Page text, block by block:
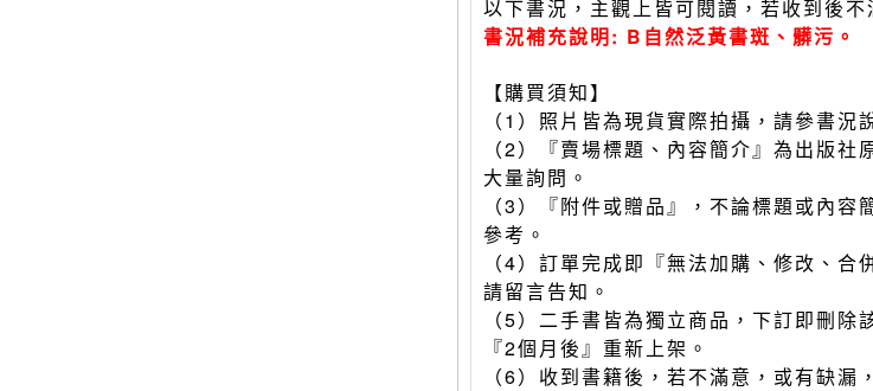
以下書況，主觀上皆可閱讀，若收到後不
書況補充說明: B自然泛黃書斑、髒污。
【購買須知】
（1）照片皆為現貨實際拍攝，請參書況
（2）『賣場標題、內容簡介』為出版
大量詢問。
（3）『附件或贈品』，不論標題或內
參考。
（4）訂單完成即『無法加購、修改、
請留言告知。
（5）二手書皆為獨立商品，下訂即刪
『2個月後』重新上架。
（6）收到書籍後，若不滿意，或有缺漏